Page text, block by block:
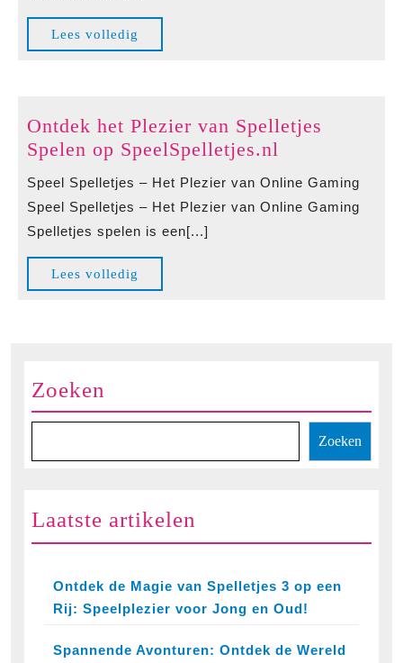
Lees volledig
volledig
Ontdek het Plezier van Spelletjes
Spelen op SpeelSpelletjes.nl
Plezier
van
Speel Spelletjes – Het Plezier van Online Gaming
Speel Spelletjes – Het Plezier van Online Gaming
Spelletjes spelen is een[...]
Lees volledig
volledig
Zoeken
Zoeken
Laatste artikelen
Ontdek de Magie van Spelletjes 3 op een
Rij: Speelplezier voor Jong en Oud!
Spannende Avonturen: Ontdek de Wereld